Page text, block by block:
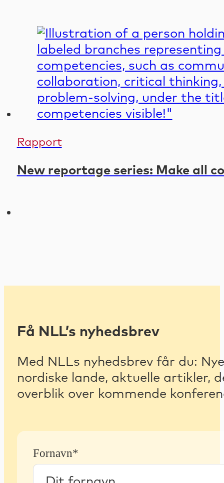
Rapport
New reportage series: Make all
Få NLL’s nyhedsbrev
Med NLLs nyhedsbrev får du:
nordiske lande, aktuelle
overblik over kommende
Fornavn*